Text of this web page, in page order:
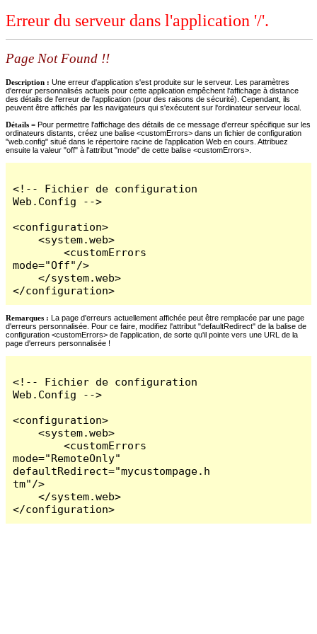
Erreur du serveur dans l'application '/'.
Page Not Found !!
Description : Une erreur d'application s'est produite sur le serveur. Les paramètres
d'erreur personnalisés actuels pour cette application empêchent l'affichage à distance
des détails de l'erreur de l'application (pour des raisons de sécurité). Cependant, ils
peuvent être affichés par les navigateurs qui s'exécutent sur l'ordinateur serveur local.
Détails = Pour permettre l'affichage des détails de ce message d'erreur spécifique sur les
ordinateurs distants, créez une balise <customErrors> dans un fichier de configuration
"web.config" situé dans le répertoire racine de l'application Web en cours. Attribuez
ensuite la valeur "off" à l'attribut "mode" de cette balise <customErrors>.
<!-- Fichier de configuration
Web.Config -->
<configuration>
    <system.web>
        <customErrors
mode="Off"/>
    </system.web>
</configuration>
Remarques : La page d'erreurs actuellement affichée peut être remplacée par une page
d'erreurs personnalisée. Pour ce faire, modifiez l'attribut "defaultRedirect" de la balise de
configuration <customErrors> de l'application, de sorte qu'il pointe vers une URL de la
page d'erreurs personnalisée !
<!-- Fichier de configuration
Web.Config -->
<configuration>
    <system.web>
        <customErrors
mode="RemoteOnly"
defaultRedirect="mycustompage.h
tm"/>
    </system.web>
</configuration>